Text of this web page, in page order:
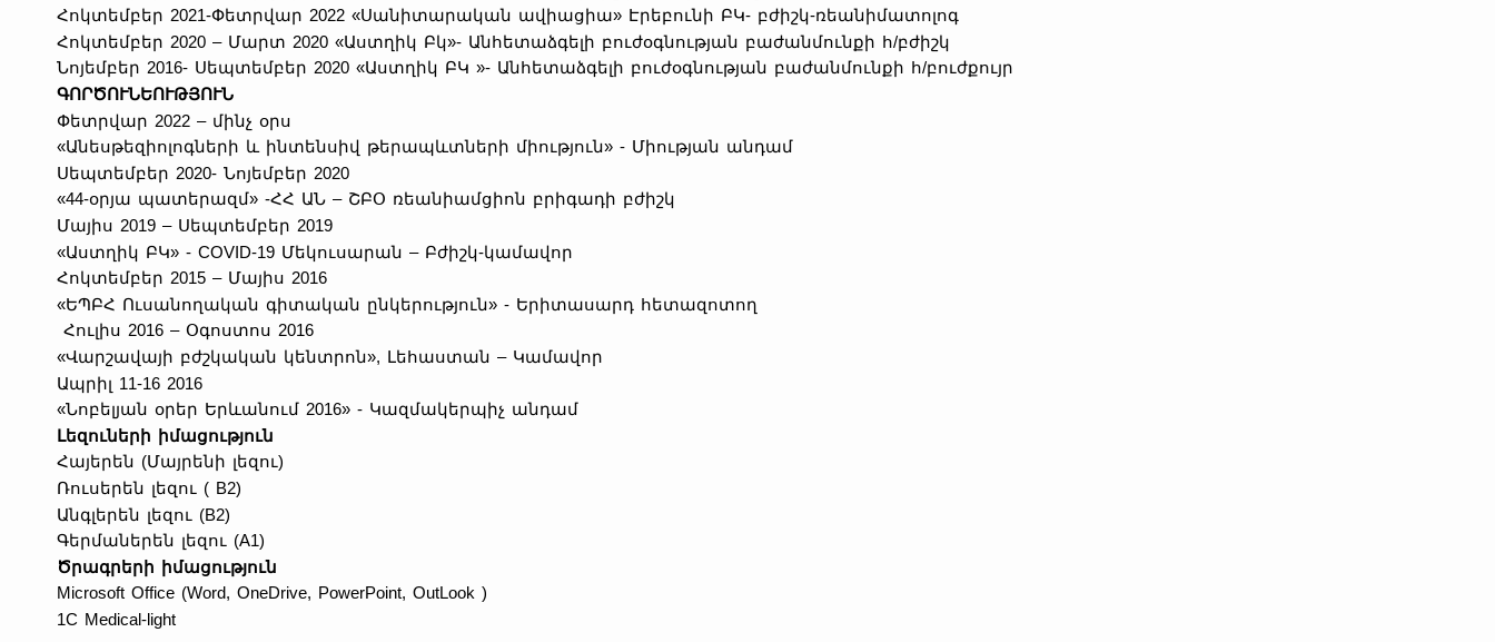
Հոկտեմբեր 2021-Փետրվար 2022 «Սանիտարական ավիացիա» Էրեբունի ԲԿ- բժիշկ-ռեանիմատոլոգ
Հոկտեմբեր 2020 – Մարտ 2020 «Աստղիկ Բկ»- Անհետաձգելի բուժօգնության բաժանմունքի հ/բժիշկ
Նոյեմբեր 2016- Սեպտեմբեր 2020 «Աստղիկ ԲԿ »- Անհետաձգելի բուժօգնության բաժանմունքի հ/բուժքույր
ԳՈՐԾՈՒՆԵՈՒԹՅՈՒՆ
Փետրվար 2022 – մինչ օրս
«Անեսթեզիոլոգների և ինտենսիվ թերապևտների միություն» - Միության անդամ
Սեպտեմբեր 2020- Նոյեմբեր 2020
«44-օրյա պատերազմ» -ՀՀ ԱՆ – ՇԲՕ ռեանիամցիոն բրիգադի բժիշկ
Մայիս 2019 – Սեպտեմբեր 2019
«Աստղիկ ԲԿ» - COVID-19 Մեկուսարան – Բժիշկ-կամավոր
Հոկտեմբեր 2015 – Մայիս 2016
«ԵՊԲՀ Ուսանողական գիտական ընկերություն» - Երիտասարդ հետազոտող
Հուլիս 2016 – Օգոստոս 2016
«Վարշավայի բժշկական կենտրոն», Լեհաստան – Կամավոր
Ապրիլ 11-16 2016
«Նոբելյան օրեր Երևանում 2016» - Կազմակերպիչ անդամ
Լեզուների իմացություն
Հայերեն (Մայրենի լեզու)
Ռուսերեն լեզու ( B2)
Անգլերեն լեզու (B2)
Գերմաներեն լեզու (A1)
Ծրագրերի իմացություն
Microsoft Office (Word, OneDrive, PowerPoint, OutLook )
1C Medical-light